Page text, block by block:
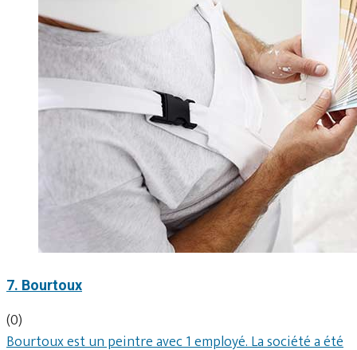
7. Bourtoux
(0)
Bourtoux est un peintre avec 1 employé. La société a été